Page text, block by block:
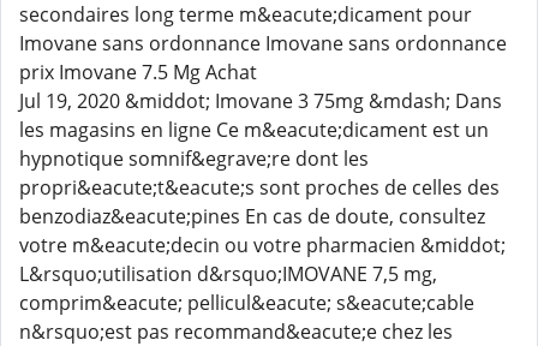
secondaires long terme m&eacute;dicament pour
Imovane sans ordonnance Imovane sans ordonnance
prix Imovane 7.5 Mg Achat
Jul 19, 2020 &middot; Imovane 3 75mg &mdash; Dans
les magasins en ligne Ce m&eacute;dicament est un
hypnotique somnif&egrave;re dont les
propri&eacute;t&eacute;s sont proches de celles des
benzodiaz&eacute;pines En cas de doute, consultez
votre m&eacute;decin ou votre pharmacien &middot;
L&rsquo;utilisation d&rsquo;IMOVANE 7,5 mg,
comprim&eacute; pellicul&eacute; s&eacute;cable
n&rsquo;est pas recommand&eacute;e chez les